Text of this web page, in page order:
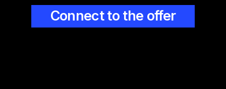
Connect to the offer